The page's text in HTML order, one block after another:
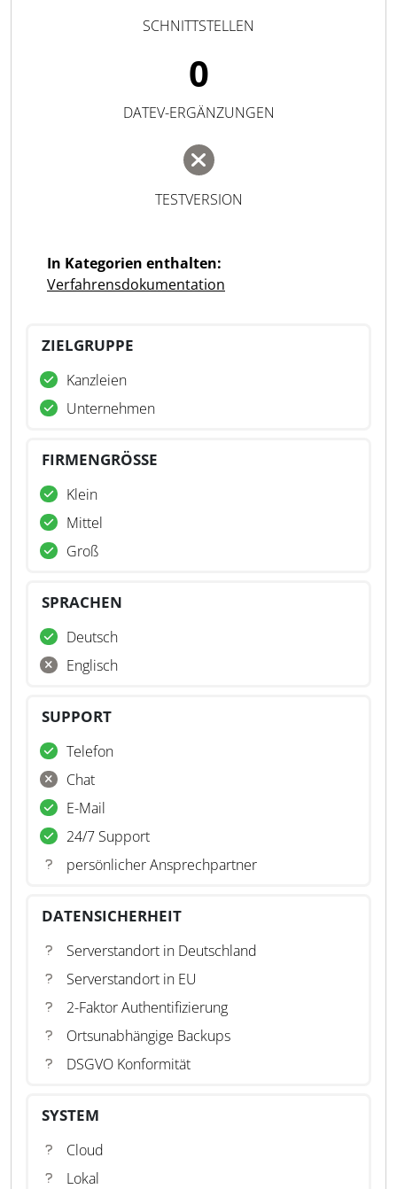
SCHNITTSTELLEN
0
DATEV-ERGÄNZUNGEN
TESTVERSION
In Kategorien enthalten:
Verfahrensdokumentation
ZIELGRUPPE
Kanzleien
Unternehmen
FIRMENGRÖSSE
Klein
Mittel
Groß
SPRACHEN
Deutsch
Englisch
SUPPORT
Telefon
Chat
E-Mail
24/7 Support
persönlicher Ansprechpartner
DATENSICHERHEIT
Serverstandort in Deutschland
Serverstandort in EU
2-Faktor Authentifizierung
Ortsunabhängige Backups
DSGVO Konformität
SYSTEM
Cloud
Lokal